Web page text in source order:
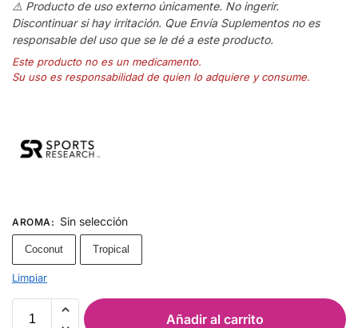
⚠️ Producto de uso externo únicamente. No ingerir.
Discontinuar si hay irritación. Que Envía Suplementos no es
responsable del uso que se le dé a este producto.
Este producto no es un medicamento.
Su uso es responsabilidad de quien lo adquiere y consume.
AROMA : Sin selección
Coconut Tropical
Limpiar
Añadir al carrito